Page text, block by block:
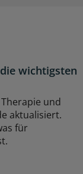
wichtigsten
und
aktualisiert.
für